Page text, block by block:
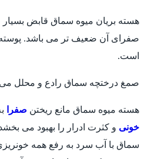
هسته بریان میوه سماق قابض
صفرای آن ضعیف تر می باشد.
است.
صمغ درختچه سماق رادع و محلل می
هسته میوه سماق مانع ریختن صفرا
خونی و کثرت ادرار را بهبود می
سماق با آب سرد به رفع همه